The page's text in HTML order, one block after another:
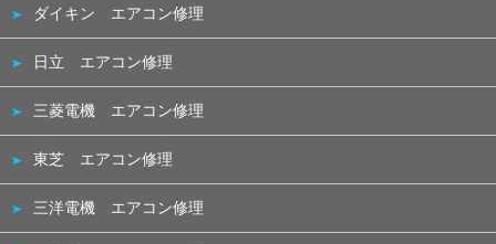
ダイキン エアコン修理
日立 エアコン修理
三菱電機 エアコン修理
東芝 エアコン修理
三洋電機 エアコン修理